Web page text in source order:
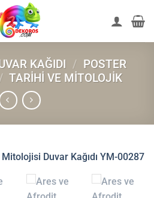
KAĞIDI / POSTER
/ TARIHI VE MITOLOJIK